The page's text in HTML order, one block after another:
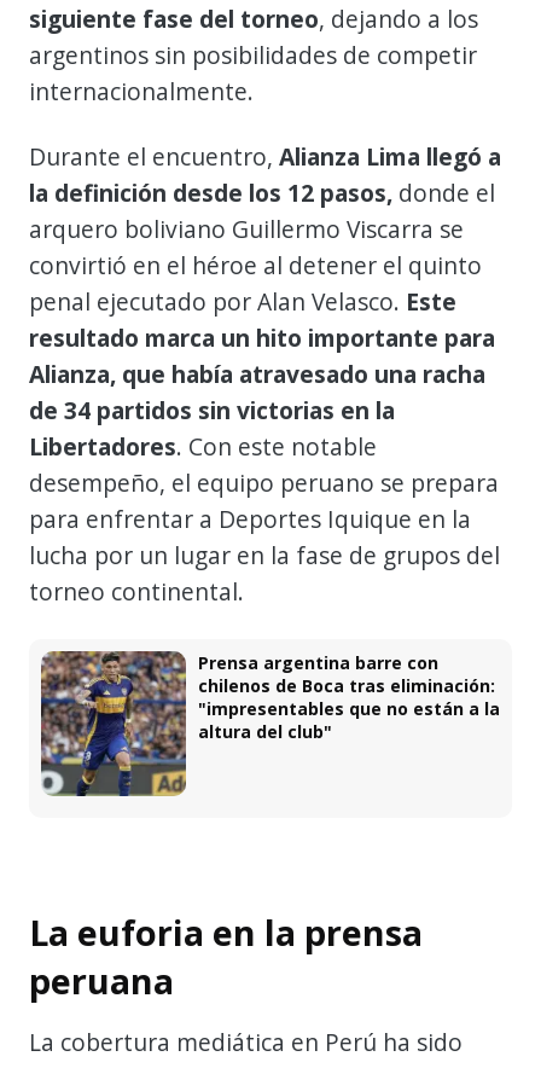
siguiente fase del torneo, dejando a los
argentinos sin posibilidades de competir
internacionalmente.
Durante el encuentro, Alianza Lima llegó a
la definición desde los 12 pasos, donde el
arquero boliviano Guillermo Viscarra se
convirtió en el héroe al detener el quinto
penal ejecutado por Alan Velasco. Este
resultado marca un hito importante para
Alianza, que había atravesado una racha
de 34 partidos sin victorias en la
Libertadores. Con este notable
desempeño, el equipo peruano se prepara
para enfrentar a Deportes Iquique en la
lucha por un lugar en la fase de grupos del
torneo continental.
Prensa argentina barre con
chilenos de Boca tras eliminación:
"impresentables que no están a la
altura del club"
La euforia en la prensa
peruana
La cobertura mediática en Perú ha sido